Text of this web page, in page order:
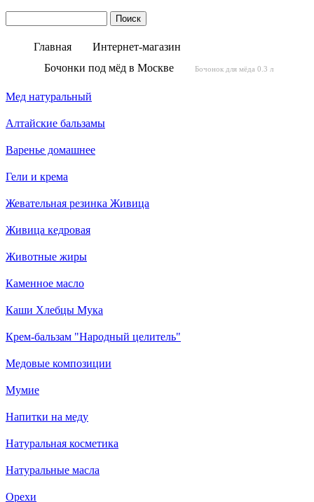
Главная
Интернет-магазин
Бочонки под мёд в Москве
Бочонок для мёда 0.3 л
Мед натуральный
Алтайские бальзамы
Варенье домашнее
Гели и крема
Жевательная резинка Живица
Живица кедровая
Животные жиры
Каменное масло
Каши Хлебцы Мука
Крем-бальзам "Народный целитель"
Медовые композиции
Мумие
Напитки на меду
Натуральная косметика
Натуральные масла
Орехи